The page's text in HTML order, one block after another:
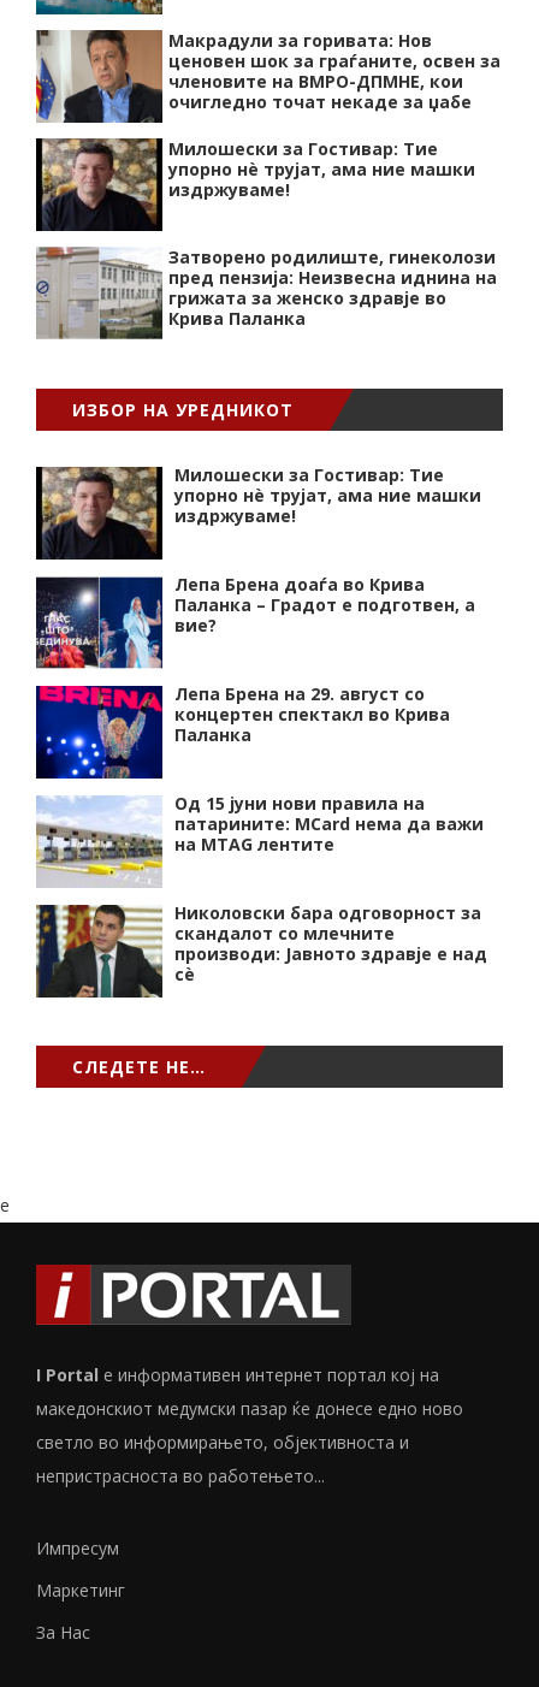
Макрадули за горивата: Нов
ценовен шок за граѓаните, освен за
членовите на ВМРО-ДПМНЕ, кои
очигледно точат некаде за џабе
Милошески за Гостивар: Тие
упорно нѐ трујат, ама ние машки
издржуваме!
Затворено родилиште, гинеколози
пред пензија: Неизвесна иднина на
грижата за женско здравје во
Крива Паланка
ИЗБОР НА УРЕДНИКОТ
Милошески за Гостивар: Тие
упорно нѐ трујат, ама ние машки
издржуваме!
Лепа Брена доаѓа во Крива
Паланка – Градот е подготвен, а
вие?
Лепа Брена на 29. август со
концертен спектакл во Крива
Паланка
Од 15 јуни нови правила на
патарините: MCard нема да важи
на MTAG лентите
Николовски бара одговорност за
скандалот со млечните
производи: Јавното здравје е над
сѐ
СЛЕДЕТЕ НЕ…
e
I Portal е информативен интернет портал кој на
македонскиот медумски пазар ќе донесе едно ново
светло во информирањето, објективноста и
непристрасноста во работењето...
Импресум
Маркетинг
За Нас